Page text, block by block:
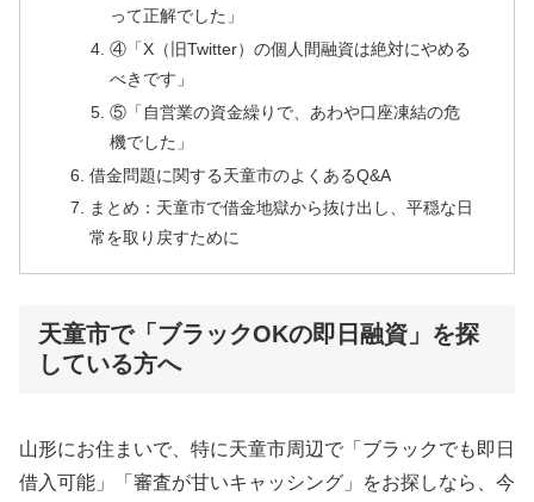
って正解でした」
④「X（旧Twitter）の個人間融資は絶対にやめる
べきです」
⑤「自営業の資金繰りで、あわや口座凍結の危
機でした」
借金問題に関する天童市のよくあるQ&A
まとめ：天童市で借金地獄から抜け出し、平穏な日
常を取り戻すために
天童市で「ブラックOKの即日融資」を探
している方へ
山形にお住まいで、特に天童市周辺で「ブラックでも即日
借入可能」「審査が甘いキャッシング」をお探しなら、今